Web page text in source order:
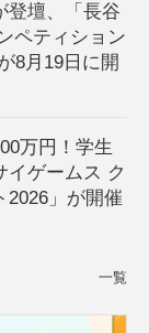
登壇、「長谷
ペティション
8月19日に開
万円！学生
イゲームス ク
2026」が開催
一覧